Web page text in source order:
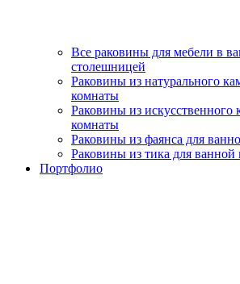
Все раковины для мебели в
столешницей
Раковины из натурального
комнаты
Раковины из искусственного
комнаты
Раковины из фаянса для
Раковины из тика для ванной
Портфолио